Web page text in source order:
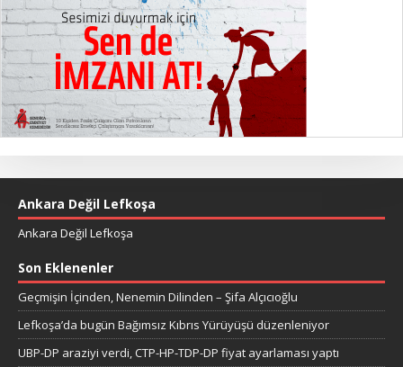
Ankara Değil Lefkoşa
Ankara Değil Lefkoşa
Son Eklenenler
Geçmişin İçinden, Nenemin Dilinden – Şifa Alçıcıoğlu
Lefkoşa’da bugün Bağımsız Kıbrıs Yürüyüşü düzenleniyor
UBP-DP araziyi verdi, CTP-HP-TDP-DP fiyat ayarlaması yaptı